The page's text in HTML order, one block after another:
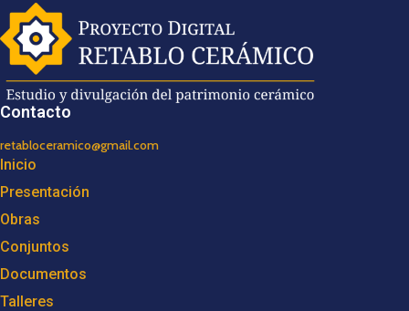
Contacto
retabloceramico@gmail.com
Inicio
Presentación
Obras
Conjuntos
Documentos
Talleres